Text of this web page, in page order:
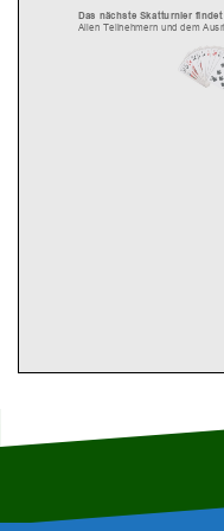
Das nächste Skatturnier findet
Allen Teilnehmern und dem